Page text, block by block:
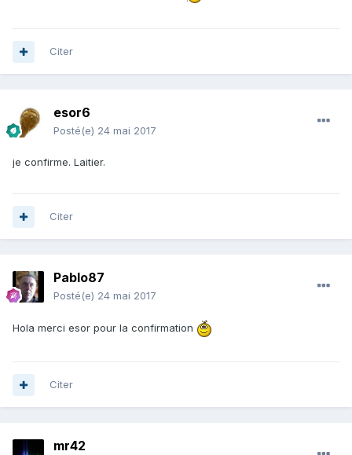
Citer
esor6
Posté(e) 24 mai 2017
je confirme. Laitier.
Citer
Pablo87
Posté(e) 24 mai 2017
Hola merci esor pour la confirmation
Citer
mr42